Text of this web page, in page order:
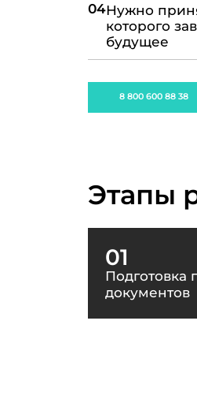
04Нужно
которого
будущее
8 800 600 88 38
Этапы
01
Подготовка
документов